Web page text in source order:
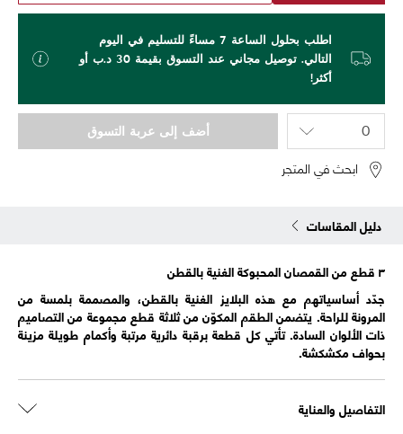
اطلب بحلول الساعة 7 مساءً للتسليم في اليوم
التالي. توصيل مجاني عند التسوق بقيمة 30 د.ب أو
أكثر!
أضف إلى عربة التسوق
ابحث في المتجر
دليل المقاسات
٣ قطع من القمصان المحبوكة الغنية بالقطن
جدّد أساسياتهم مع هذه البلايز الغنية بالقطن، والمصممة بلمسة من
المرونة للراحة. يتضمن الطقم المكوّن من ثلاثة قطع مجموعة من التصاميم
ذات الألوان السادة. تأتي كل قطعة برقبة دائرية مرتبة وأكمام طويلة مزينة
بحواف مكشكشة.
التفاصيل والعناية